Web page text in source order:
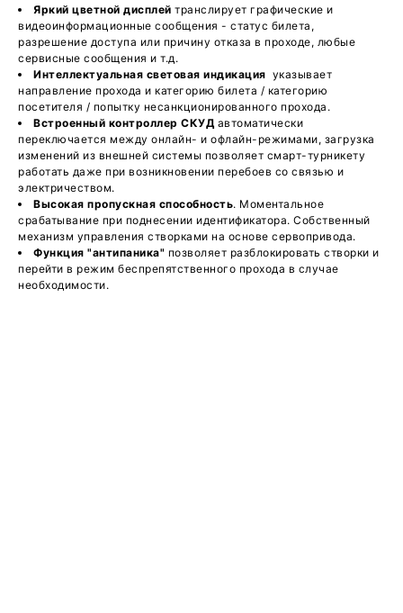
Яркий цветной дисплей транслирует графические и
видеоинформационные сообщения - статус билета,
разрешение доступа или причину отказа в проходе, любые
сервисные сообщения и т.д.
Интеллектуальная световая индикация указывает
направление прохода и категорию билета / категорию
посетителя / попытку несанкционированного прохода.
Встроенный контроллер СКУД автоматически
переключается между онлайн- и офлайн-режимами, загрузка
изменений из внешней системы позволяет смарт-турникету
работать даже при возникновении перебоев со связью и
электричеством.
Высокая пропускная способность. Моментальное
срабатывание при поднесении идентификатора. Собственный
механизм управления створками на основе сервопривода.
Функция "антипаника" позволяет разблокировать створки и
перейти в режим беспрепятственного прохода в случае
необходимости.